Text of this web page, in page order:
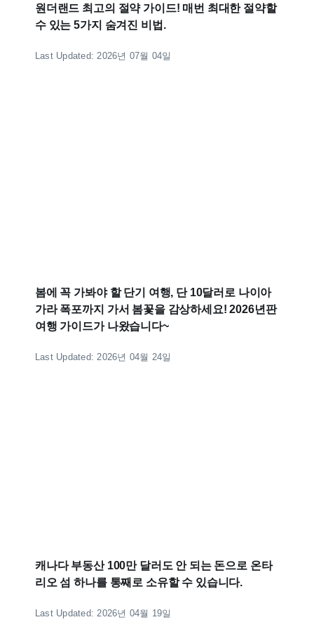
원더랜드 최고의 절약 가이드! 매번 최대한 절약할
수 있는 5가지 숨겨진 비법.
Last Updated: 2026년 07월 04일
봄에 꼭 가봐야 할 단기 여행, 단 10달러로 나이아
가라 폭포까지 가서 봄꽃을 감상하세요! 2026년판
여행 가이드가 나왔습니다~
Last Updated: 2026년 04월 24일
캐나다 부동산 100만 달러도 안 되는 돈으로 온타
리오 섬 하나를 통째로 소유할 수 있습니다.
Last Updated: 2026년 04월 19일